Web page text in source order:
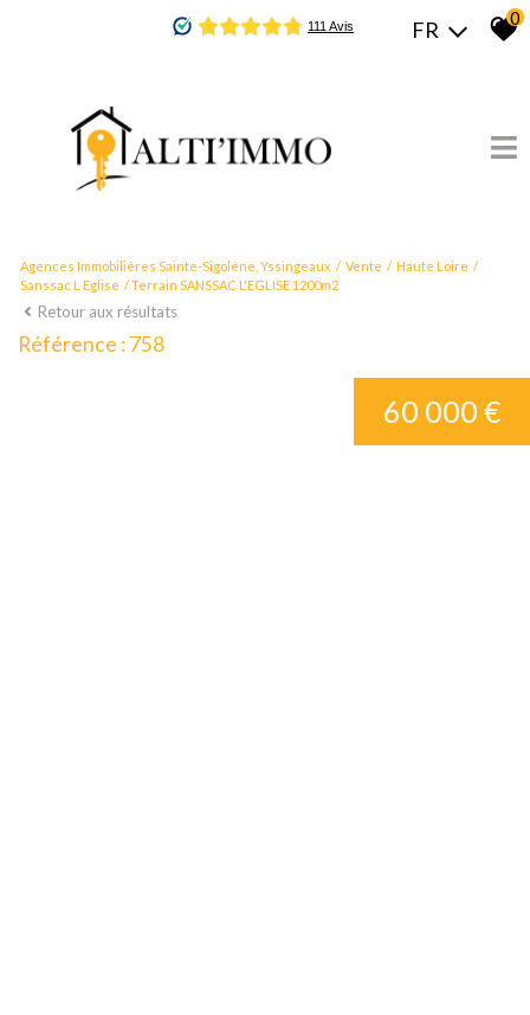
FR 0
Agences Immobilières Sainte-Sigolène, Yssingeaux Vente
Haute Loire
Sanssac L Eglise
Terrain SANSSAC L'EGLISE 1200m2
Retour aux résultats
Référence : 758
60 000 €